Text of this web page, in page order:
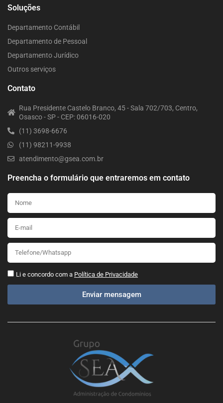
Soluções
Departamento Contábil
Departamento de Pessoal
Departamento Jurídico
Outros serviços
Contato
Rua Presidente Castelo Branco, 45 - Sala 702/703, Centro,
Osasco - SP - CEP: 06016-020
(11) 3698-6676
(11) 98211-9938
atendimento@gsea.com.br
Preencha o formulário que entraremos em contato
Li e concordo com a Política de Privacidade
Enviar mensagem